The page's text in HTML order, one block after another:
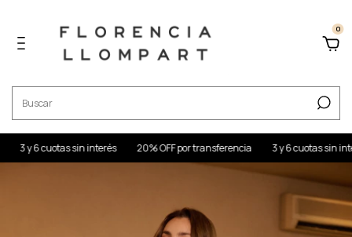
0
3 y 6 cuotas sin interés 20% OFF por transferencia 3 y 6 cuotas sin interés